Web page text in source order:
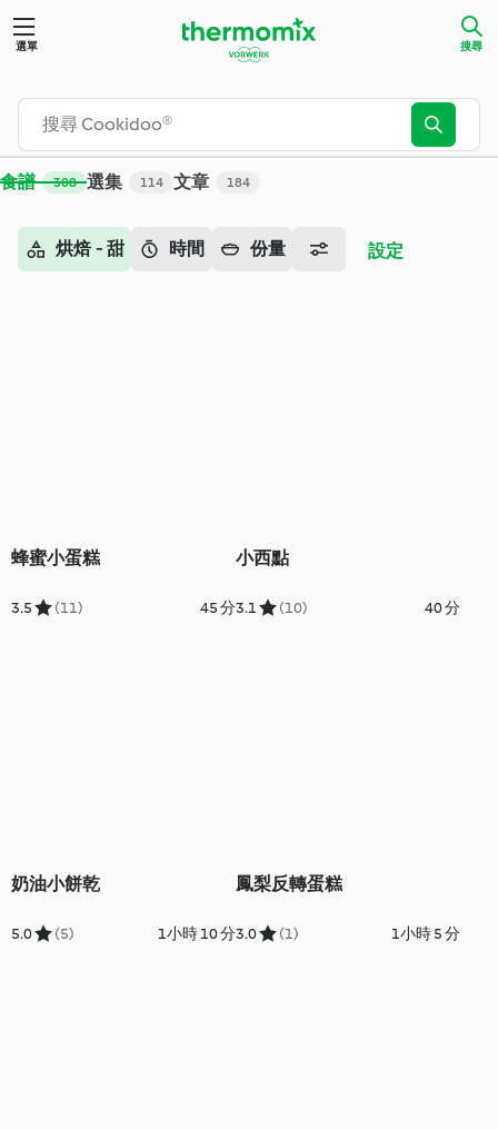
選單 搜尋
食譜 308 選集 114 文章 184
烘焙 - 甜 時間 份量 設定
蜂蜜小蛋糕
3.5 (11) 45 分
小西點
3.1 (10) 40 分
奶油小餅乾
5.0 (5) 1小時 10 分
鳳梨反轉蛋糕
3.0 (1) 1小時 5 分
搜尋 - Cookidoo® – Thermomix® 官方食譜平台